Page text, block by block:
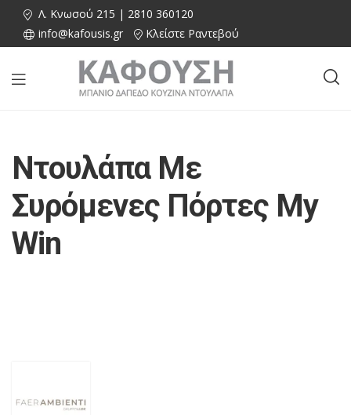
Λ. Κνωσού 215 | 2810 360120
info@kafousis.gr
Κλείστε Ραντεβού
Ντουλάπα Με
Συρόμενες Πόρτες My
Win